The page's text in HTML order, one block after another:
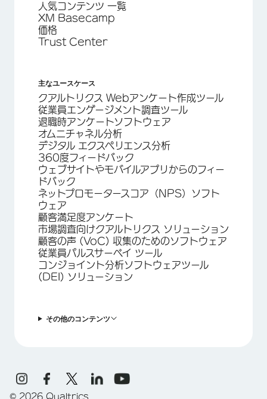
人気コンテンツ 一覧
XM Basecamp
価格
Trust Center
主なユースケース
クアルトリクス Webアンケート作成ツール
従業員エンゲージメント調査ツール
退職時アンケートソフトウェア
オムニチャネル分析
デジタル エクスペリエンス分析
360度フィードバック
ウェブサイトやモバイルアプリからのフィー
ドバック
ネットプロモータースコア（NPS）ソフト
ウェア
顧客満足度アンケート
市場調査向けクアルトリクス ソリューション
顧客の声 (VoC) 収集のためのソフトウェア
従業員パルスサーベイ ツール
コンジョイント分析ソフトウェアツール
(DEI) ソリューション
その他のコンテンツ
© 2026 Qualtrics